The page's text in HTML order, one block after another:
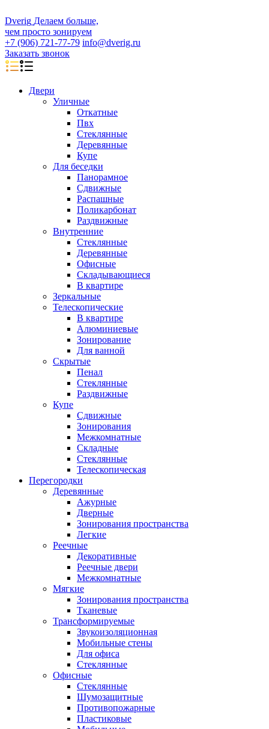
Dverig Делаем больше,
чем просто зонируем
+7 (906) 721-77-79 info@dverig.ru
Заказать звонок
Двери
Уличные
Откатные
Пвх
Стеклянные
Деревянные
Купе
Для беседки
Панорамное
Сдвижные
Распашные
Поликарбонат
Раздвижные
Внутренние
Стеклянные
Деревянные
Офисные
Складывающиеся
В квартире
Зеркальные
Телескопические
В квартире
Алюминиевые
Зонирование
Для ванной
Скрытые
Пенал
Стеклянные
Раздвижные
Купе
Сдвижные
Зонирования
Межкомнатные
Складные
Стеклянные
Телескопическая
Перегородки
Деревянные
Ажурные
Дверные
Зонирования пространства
Легкие
Реечные
Декоративные
Реечные двери
Межкомнатные
Мягкие
Зонирования пространства
Тканевые
Трансформируемые
Звукоизоляционная
Мобильные стены
Для офиса
Стеклянные
Офисные
Стеклянные
Шумозащитные
Противопожарные
Пластиковые